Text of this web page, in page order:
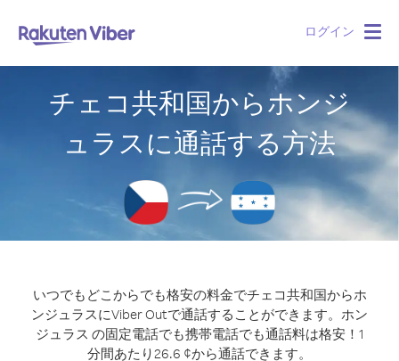
ログイン
チェコ共和国からホンジ
ュラスに通話する方法
いつでもどこからでも格安の料金でチェコ共和国からホ
ンジュラスにViber Outで通話することができます。 ホン
ジュラス の固定電話でも携帯電話でも通話料は格安！1
分間あたり26.6 ¢から通話できます。